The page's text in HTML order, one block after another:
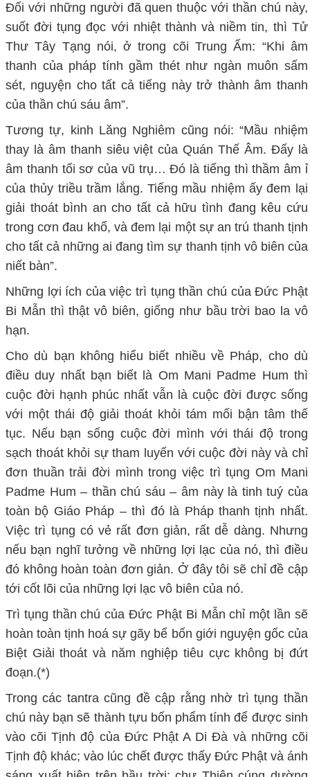
Đối với những người đã quen thuộc với thần chú này,
suốt đời tụng đọc với nhiệt thành và niềm tin, thì Tử
Thư Tây Tạng nói, ở trong cõi Trung Ấm: “Khi âm
thanh của pháp tính gầm thét như ngàn muôn sấm
sét, nguyện cho tất cả tiếng này trở thành âm thanh
của thần chú sáu âm”.
Tương tự, kinh Lăng Nghiêm cũng nói: “Mầu nhiệm
thay là âm thanh siêu việt của Quán Thế Âm. Đấy là
âm thanh tối sơ của vũ trụ… Đó là tiếng thì thầm âm ỉ
của thủy triều trầm lắng. Tiếng mầu nhiệm ấy đem lại
giải thoát bình an cho tất cả hữu tình đang kêu cứu
trong cơn đau khổ, và đem lại một sự an trú thanh tịnh
cho tất cả những ai đang tìm sự thanh tịnh vô biên của
niết bàn”.
Những lợi ích của việc trì tụng thần chú của Đức Phật
Bi Mẫn thì thật vô biên, giống như bầu trời bao la vô
hạn.
Cho dù bạn không hiểu biết nhiều về Pháp, cho dù
điều duy nhất bạn biết là Om Mani Padme Hum thì
cuộc đời hạnh phúc nhất vẫn là cuộc đời được sống
với một thái độ giải thoát khỏi tám mối bận tâm thế
tục. Nếu bạn sống cuộc đời mình với thái độ trong
sạch thoát khỏi sự tham luyến với cuộc đời này và chỉ
đơn thuần trải đời mình trong việc trì tụng Om Mani
Padme Hum – thần chú sáu – âm này là tinh tuý của
toàn bộ Giáo Pháp – thì đó là Pháp thanh tịnh nhất.
Việc trì tụng có vẻ rất đơn giản, rất dễ dàng. Nhưng
nếu bạn nghĩ tưởng về những lợi lạc của nó, thì điều
đó không hoàn toàn đơn giản. Ở đây tôi sẽ chỉ đề cập
tới cốt lõi của những lợi lạc vô biên của nó.
Trì tụng thần chú của Đức Phật Bi Mẫn chỉ một lần sẽ
hoàn toàn tịnh hoá sự gãy bể bốn giới nguyện gốc của
Biệt Giải thoát và năm nghiệp tiêu cực không bị đứt
đoạn.(*)
Trong các tantra cũng đề cập rằng nhờ trì tụng thần
chú này bạn sẽ thành tựu bốn phẩm tính để được sinh
vào cõi Tịnh độ của Đức Phật A Di Đà và những cõi
Tịnh độ khác; vào lúc chết được thấy Đức Phật và ánh